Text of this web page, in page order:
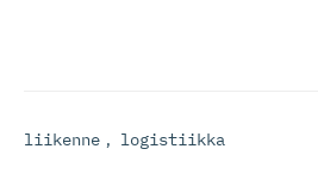
liikenne , logistiikka